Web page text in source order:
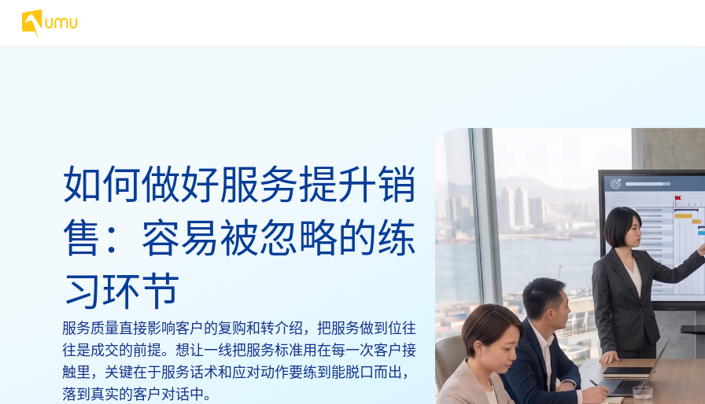
如何做好服务提升销
售：容易被忽略的练
习环节
服务质量直接影响客户的复购和转介绍，把服务做到位往
往是成交的前提。想让一线把服务标准用在每一次客户接
触里，关键在于服务话术和应对动作要练到能脱口而出，
落到真实的客户对话中。